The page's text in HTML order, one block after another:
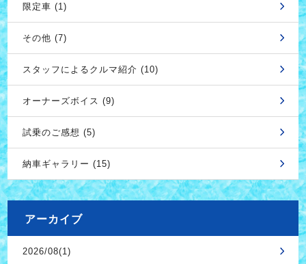
限定車 (1)
その他 (7)
スタッフによるクルマ紹介 (10)
オーナーズボイス (9)
試乗のご感想 (5)
納車ギャラリー (15)
アーカイブ
2026/08(1)